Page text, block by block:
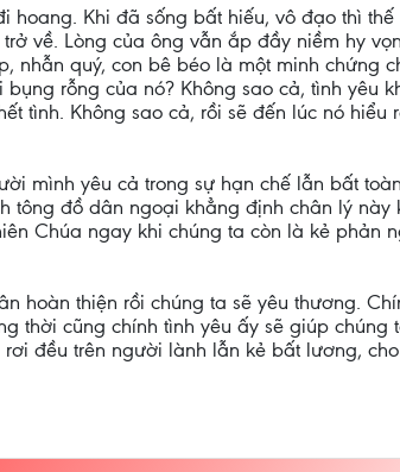
Khi đã sống bất hiếu, vô đạo thì
về. Lòng của ông vẫn ắp đầy niềm hy
nhẫn quý, con bê béo là một minh chứng
rỗng của nó? Không sao cả, tình yêu
tình. Không sao cả, rồi sẽ đến lúc nó hiểu
mình yêu cả trong sự hạn chế lẫn bất
tông đồ dân ngoại khẳng định chân lý này
Chúa ngay khi chúng ta còn là kẻ phản
hoàn thiện rồi chúng ta sẽ yêu thương.
thời cũng chính tình yêu ấy sẽ giúp chúng
đều trên người lành lẫn kẻ bất lương,